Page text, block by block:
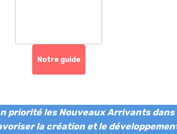
Notre guide
priorité les Nouveaux Arrivants
la création et le